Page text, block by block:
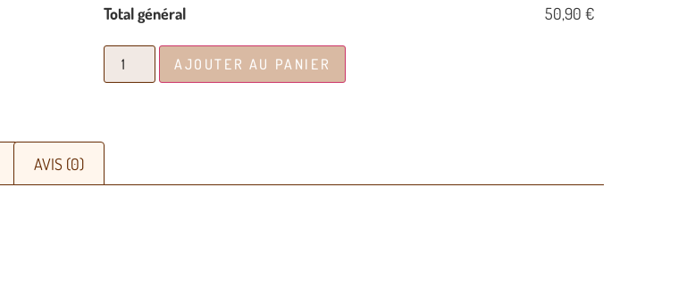
Total général
50,90 €
AJOUTER AU PANIER
AVIS (0)